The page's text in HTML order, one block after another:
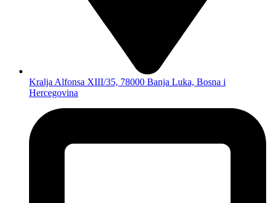
Kralja Alfonsa XIII/35, 78000 Banja Luka, Bosna i
Hercegovina